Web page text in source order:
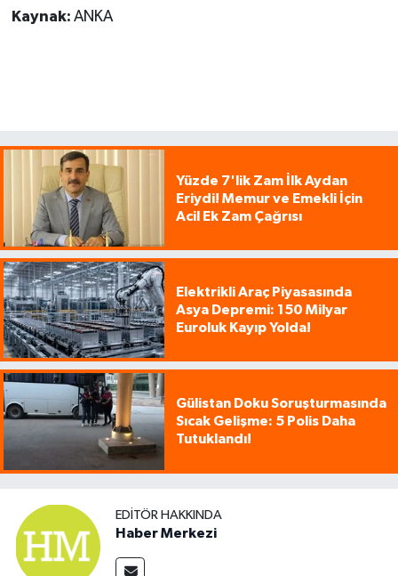
Kaynak: ANKA
Yüzde 7'lik Zam İlk Aydan
Eriydi! Memur ve Emekli İçin
Acil Ek Zam Çağrısı
Elektrikli Araç Piyasasında
Asya Depremi: 150 Milyar
Euroluk Kayıp Yolda!
Gülistan Doku Soruşturmasında
Sıcak Gelişme: 5 Polis Daha
Tutuklandı!
EDITÖR HAKKINDA
Haber Merkezi